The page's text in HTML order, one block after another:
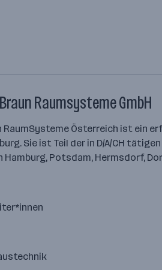
Raumsysteme GmbH
RaumSysteme Österreich ist ein
Sie ist Teil der in D/A/CH
Potsdam, Hermsdorf,